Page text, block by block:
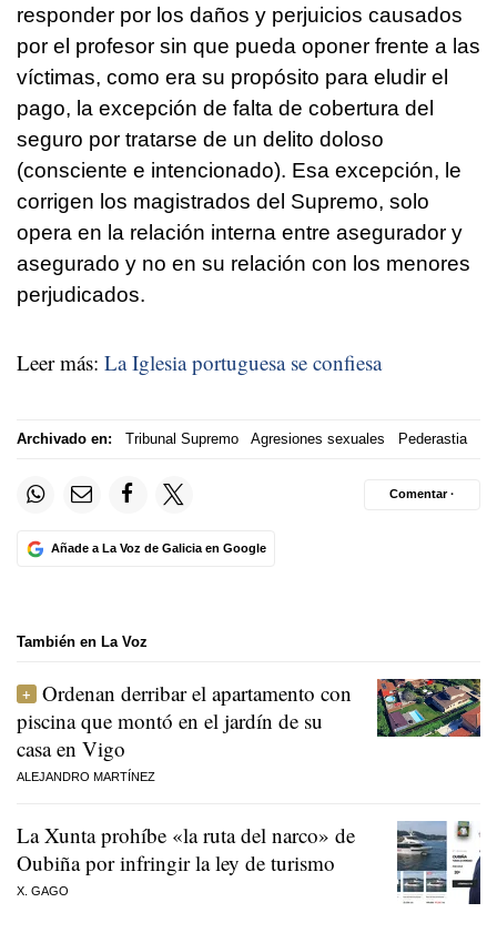
responder por los daños y perjuicios causados
por el profesor sin que pueda oponer frente a las
víctimas, como era su propósito para eludir el
pago, la excepción de falta de cobertura del
seguro por tratarse de un delito doloso
(consciente e intencionado). Esa excepción, le
corrigen los magistrados del Supremo, solo
opera en la relación interna entre asegurador y
asegurado y no en su relación con los menores
perjudicados.
Leer más: La Iglesia portuguesa se confiesa
Archivado en: Tribunal Supremo Agresiones sexuales Pederastia
Añade a La Voz de Galicia en Google
Comentar ·
También en La Voz
Ordenan derribar el apartamento con
piscina que montó en el jardín de su
casa en Vigo
ALEJANDRO MARTÍNEZ
La Xunta prohíbe «la ruta del narco» de
Oubiña por infringir la ley de turismo
X. GAGO